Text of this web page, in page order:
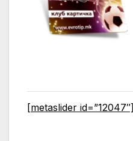
[metaslider id=”12047″]